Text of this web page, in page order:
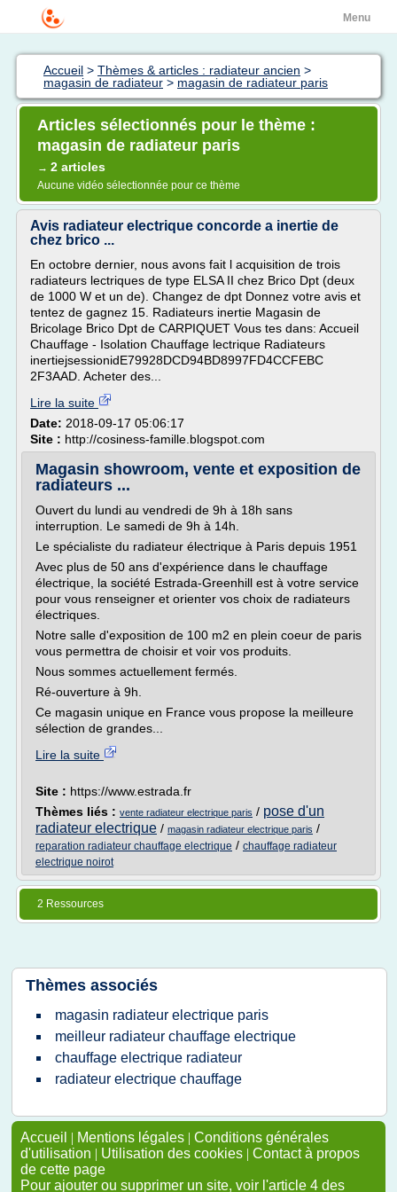
Menu
Accueil > Thèmes & articles : radiateur ancien >
magasin de radiateur > magasin de radiateur paris
Articles sélectionnés pour le thème :
magasin de radiateur paris
→ 2 articles
Aucune vidéo sélectionnée pour ce thème
Avis radiateur electrique concorde a inertie de
chez brico ...
En octobre dernier, nous avons fait l acquisition de trois
radiateurs lectriques de type ELSA II chez Brico Dpt (deux
de 1000 W et un de). Changez de dpt Donnez votre avis et
tentez de gagnez 15. Radiateurs inertie Magasin de
Bricolage Brico Dpt de CARPIQUET Vous tes dans: Accueil
Chauffage - Isolation Chauffage lectrique Radiateurs
inertiejsessionidE79928DCD94BD8997FD4CCFEBC
2F3AAD. Acheter des...
Lire la suite
Date: 2018-09-17 05:06:17
Site : http://cosiness-famille.blogspot.com
Magasin showroom, vente et exposition de
radiateurs ...
Ouvert du lundi au vendredi de 9h à 18h sans
interruption. Le samedi de 9h à 14h.
Le spécialiste du radiateur électrique à Paris depuis 1951
Avec plus de 50 ans d'expérience dans le chauffage
électrique, la société Estrada-Greenhill est à votre service
pour vous renseigner et orienter vos choix de radiateurs
électriques.
Notre salle d'exposition de 100 m2 en plein coeur de paris
vous permettra de choisir et voir vos produits.
Nous sommes actuellement fermés.
Ré-ouverture à 9h.
Ce magasin unique en France vous propose la meilleure
sélection de grandes...
Lire la suite
Site : https://www.estrada.fr
Thèmes liés : vente radiateur electrique paris / pose d'un
radiateur electrique / magasin radiateur electrique paris /
reparation radiateur chauffage electrique / chauffage radiateur
electrique noirot
2 Ressources
Thèmes associés
magasin radiateur electrique paris
meilleur radiateur chauffage electrique
chauffage electrique radiateur
radiateur electrique chauffage
Accueil | Mentions légales | Conditions générales
d'utilisation | Utilisation des cookies | Contact à propos
de cette page
Pour ajouter ou supprimer un site, voir l'article 4 des